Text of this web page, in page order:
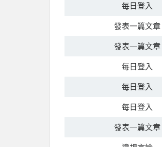
每日登入
發表一篇文章
發表一篇文章
每日登入
每日登入
每日登入
發表一篇文章